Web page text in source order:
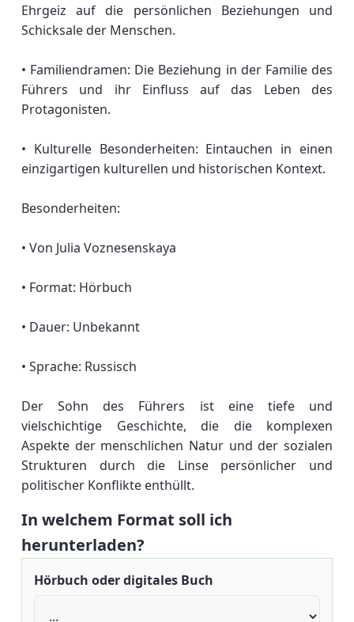
Ehrgeiz auf die persönlichen Beziehungen und
Schicksale der Menschen.
• Familiendramen: Die Beziehung in der Familie des
Führers und ihr Einfluss auf das Leben des
Protagonisten.
• Kulturelle Besonderheiten: Eintauchen in einen
einzigartigen kulturellen und historischen Kontext.
Besonderheiten:
• Von Julia Voznesenskaya
• Format: Hörbuch
• Dauer: Unbekannt
• Sprache: Russisch
Der Sohn des Führers ist eine tiefe und
vielschichtige Geschichte, die die komplexen
Aspekte der menschlichen Natur und der sozialen
Strukturen durch die Linse persönlicher und
politischer Konflikte enthüllt.
In welchem Format soll ich
herunterladen?
Hörbuch oder digitales Buch